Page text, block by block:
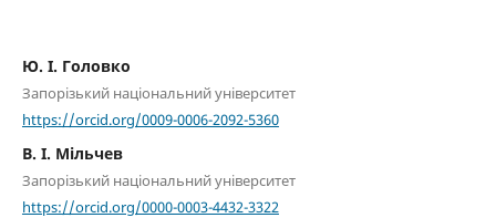
Ю. І. Головко
Запорізький національний університет
https://orcid.org/0009-0006-2092-5360
В. І. Мільчев
Запорізький національний університет
https://orcid.org/0000-0003-4432-3322